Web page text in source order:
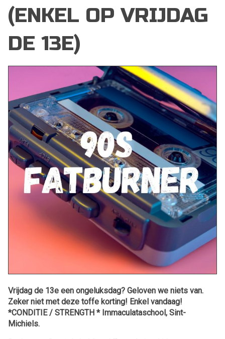
(ENKEL OP VRIJDAG
DE 13E)
Vrijdag de 13e een ongeluksdag? Geloven we niets van.
Zeker niet met deze toffe korting! Enkel vandaag!
*CONDITIE / STRENGTH * Immaculataschool, Sint-
Michiels.